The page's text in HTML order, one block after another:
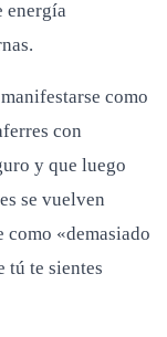
energía
como
con
y que luego
se vuelven
como «demasiado
tú te sientes